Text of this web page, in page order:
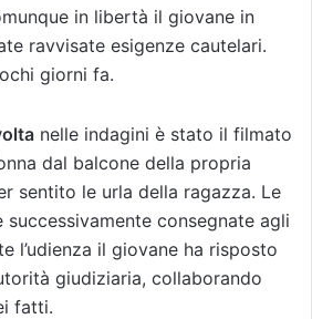
in libertà il giovane in
ravvisate esigenze cautelari.
giorni fa.
nelle indagini è stato il filmato
dal balcone della propria
sentito le urla della ragazza. Le
consegnate agli
l’udienza il giovane ha risposto
giudiziaria, collaborando
fatti.